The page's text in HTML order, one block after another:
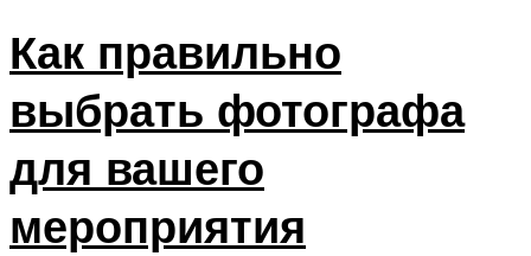
Как правильно
выбрать фотографа
для вашего
мероприятия